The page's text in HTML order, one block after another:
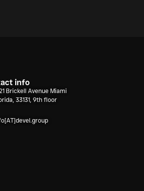
info
Brickell Avenue Miami
33131, 9th floor